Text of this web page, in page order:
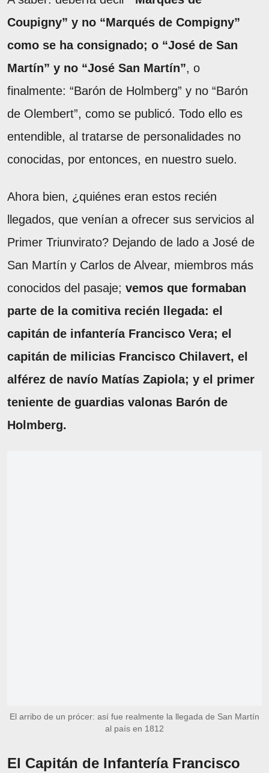
Coupigny” y no “Marqués de Compigny”
como se ha consignado; o “José de San
Martín” y no “José San Martín”, o
finalmente: “Barón de Holmberg” y no “Barón
de Olembert”, como se publicó. Todo ello es
entendible, al tratarse de personalidades no
conocidas, por entonces, en nuestro suelo.
Ahora bien, ¿quiénes eran estos recién
llegados, que venían a ofrecer sus servicios al
Primer Triunvirato? Dejando de lado a José de
San Martín y Carlos de Alvear, miembros más
conocidos del pasaje; vemos que formaban
parte de la comitiva recién llegada: el
capitán de infantería Francisco Vera; el
capitán de milicias Francisco Chilavert, el
alférez de navío Matías Zapiola; y el primer
teniente de guardias valonas Barón de
Holmberg.
El arribo de un prócer: así fue realmente la llegada de San Martín
al país en 1812
El Capitán de Infantería Francisco